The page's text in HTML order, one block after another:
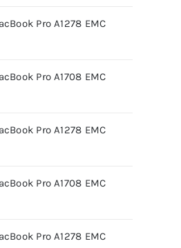
Pro A1278 EMC
Pro A1708 EMC
Pro A1278 EMC
Pro A1708 EMC
Pro A1278 EMC